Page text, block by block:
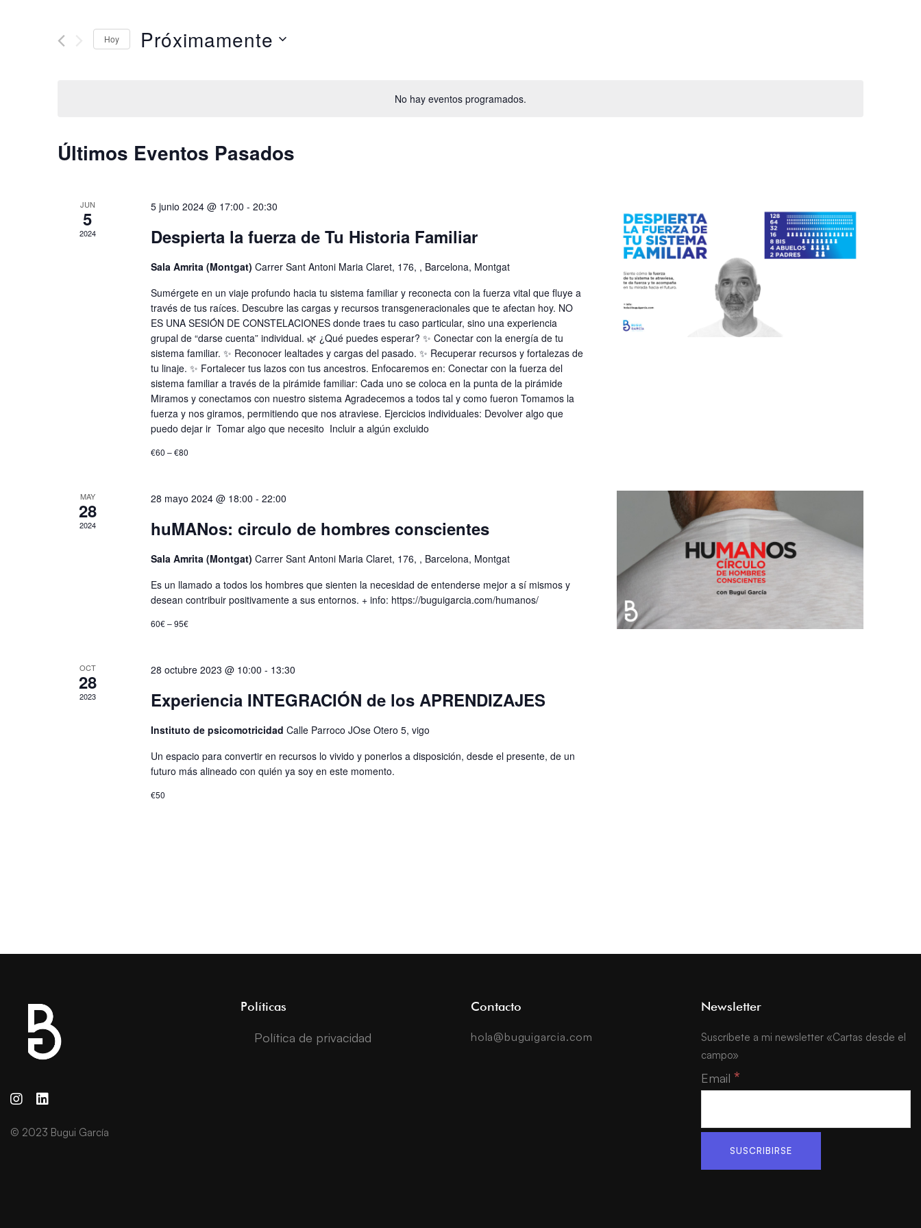
No hay eventos programados.
búsqueda
Eventos
clave.
palabra
Hoy Próximamente
Últimos Eventos Pasados
JUN
5
2024
5 junio 2024 @ 17:00 - 20:30
Despierta la fuerza de Tu Historia Familiar
Sala Amrita (Montgat) Carrer Sant Antoni Maria Claret, 176, , Barcelona, Montgat
Sumérgete en un viaje profundo hacia tu sistema familiar y reconecta con la fuerza vital que fluye a
través de tus raíces. Descubre las cargas y recursos transgeneracionales que te afectan hoy. NO
ES UNA SESIÓN DE CONSTELACIONES donde traes tu caso particular, sino una experiencia
grupal de “darse cuenta” individual. 🌿 ¿Qué puedes esperar? ✨ Conectar con la energía de tu
sistema familiar. ✨ Reconocer lealtades y cargas del pasado. ✨ Recuperar recursos y fortalezas de
tu linaje. ✨ Fortalecer tus lazos con tus ancestros. Enfocaremos en: Conectar con la fuerza del
sistema familiar a través de la pirámide familiar: Cada uno se coloca en la punta de la pirámide
Miramos y conectamos con nuestro sistema Agradecemos a todos tal y como fueron Tomamos la
fuerza y nos giramos, permitiendo que nos atraviese. Ejercicios individuales: Devolver algo que
puedo dejar ir Tomar algo que necesito Incluir a algún excluido
€60 – €80
MAY
28
2024
28 mayo 2024 @ 18:00 - 22:00
huMANos: circulo de hombres conscientes
Sala Amrita (Montgat) Carrer Sant Antoni Maria Claret, 176, , Barcelona, Montgat
Es un llamado a todos los hombres que sienten la necesidad de entenderse mejor a sí mismos y
desean contribuir positivamente a sus entornos. + info: https://buguigarcia.com/humanos/
60€ – 95€
OCT
28
2023
28 octubre 2023 @ 10:00 - 13:30
Experiencia INTEGRACIÓN de los APRENDIZAJES
Instituto de psicomotricidad Calle Parroco JOse Otero 5, vigo
Un espacio para convertir en recursos lo vivido y ponerlos a disposición, desde el presente, de un
futuro más alineado con quién ya soy en este momento.
€50
© 2023 Bugui García
Políticas
Política de privacidad
Contacto
hola@buguigarcia.com
Newsletter
Suscríbete a mi newsletter «Cartas desde el
campo»
Email *